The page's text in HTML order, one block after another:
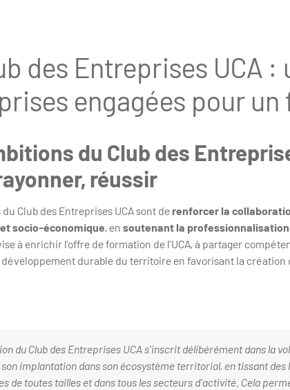
des Entreprises UCA
engagées pour
du Club des
réussir
Club des Entreprises UCA sont de renforcer la
socio-économique, en soutenant la professionnalisation
à enrichir l’offre de formation de l’UCA, à partager
durable du territoire en favorisant la création
du Club des Entreprises UCA s'inscrit délibérément dans la
implantation dans son écosystème territorial, en tissant
de toutes tailles et dans tous les secteurs d'activité. Cela